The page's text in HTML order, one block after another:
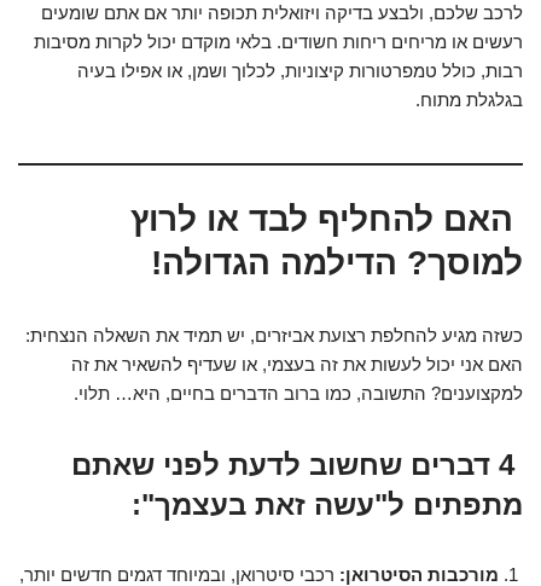
לרכב שלכם, ולבצע בדיקה ויזואלית תכופה יותר אם אתם שומעים
רעשים או מריחים ריחות חשודים. בלאי מוקדם יכול לקרות מסיבות
רבות, כולל טמפרטורות קיצוניות, לכלוך ושמן, או אפילו בעיה
בגלגלת מתוח.
האם להחליף לבד או לרוץ
למוסך? הדילמה הגדולה!
כשזה מגיע להחלפת רצועת אביזרים, יש תמיד את השאלה הנצחית:
האם אני יכול לעשות את זה בעצמי, או שעדיף להשאיר את זה
למקצוענים? התשובה, כמו ברוב הדברים בחיים, היא… תלוי.
4 דברים שחשוב לדעת לפני שאתם
מתפתים ל"עשה זאת בעצמך":
מורכבות הסיטרואן: רכבי סיטרואן, ובמיוחד דגמים חדשים יותר,